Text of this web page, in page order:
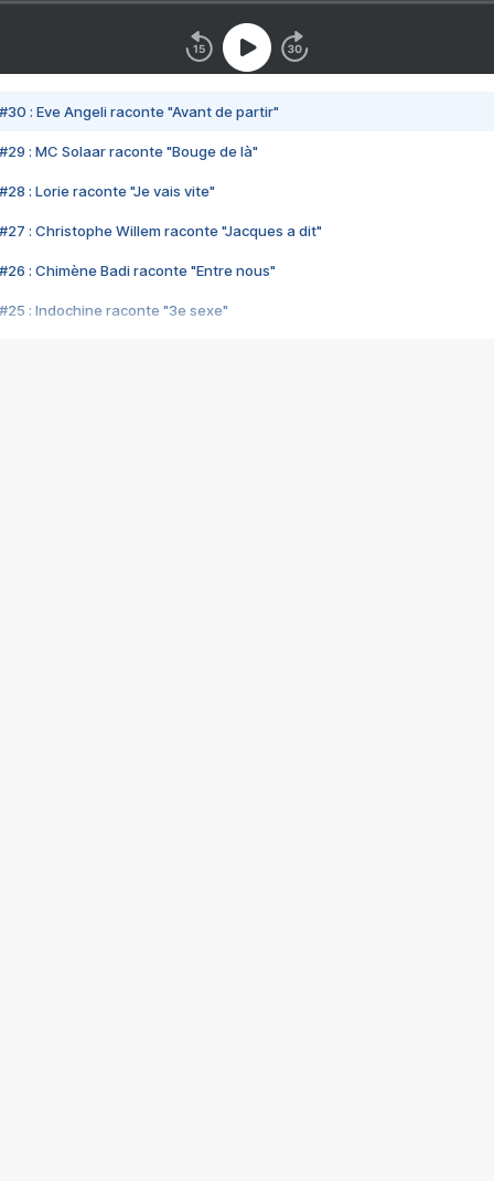
#30 : Eve Angeli raconte "Avant de partir"
#29 : MC Solaar raconte "Bouge de là"
#28 : Lorie raconte "Je vais vite"
#27 : Christophe Willem raconte "Jacques a dit"
#26 : Chimène Badi raconte "Entre nous"
#25 : Indochine raconte "3e sexe"